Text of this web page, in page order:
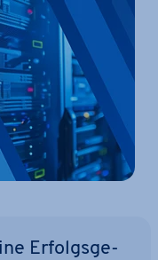
Er­folgs­ge­